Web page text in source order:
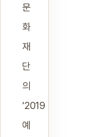
문
화
재
단
의
‘2019
예